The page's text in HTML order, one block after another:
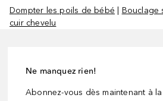
Dompter les poils de bébé
Bouclage
cuir chevelu
Ne manquez rien!
Abonnez-vous dès maintenant à